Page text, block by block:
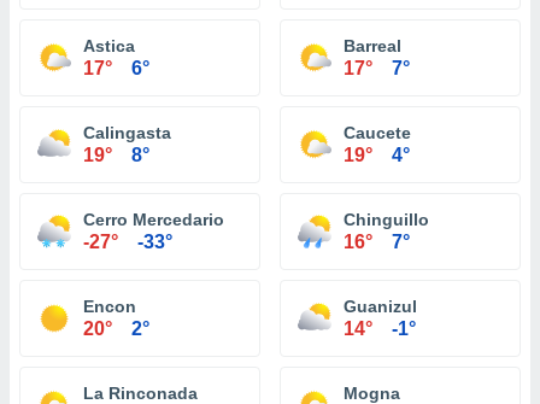
Astica
17° 6°
Barreal
17° 7°
Calingasta
19° 8°
Caucete
19° 4°
Cerro Mercedario
-27° -33°
Chinguillo
16° 7°
Encon
20° 2°
Guanizul
14° -1°
La Rinconada Mogna